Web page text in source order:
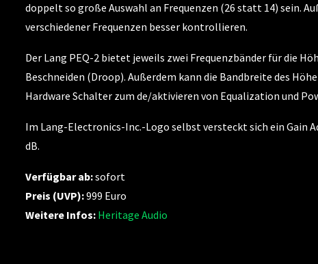
doppelt so große Auswahl an Frequenzen (26 statt 14) sein.
verschiedener Frequenzen besser kontrollieren.
Der Lang PEQ-2 bietet jeweils zwei Frequenzbänder für die
Beschneiden (Droop). Außerdem kann die Bandbreite des
Hardware Schalter zum de/aktivieren von Equalization und
Im Lang-Electronics-Inc.-Logo selbst versteckt sich ein Gain
dB.
Verfügbar ab:sofort
Preis (UVP):999 Euro
Weitere Infos: Heritage Audio